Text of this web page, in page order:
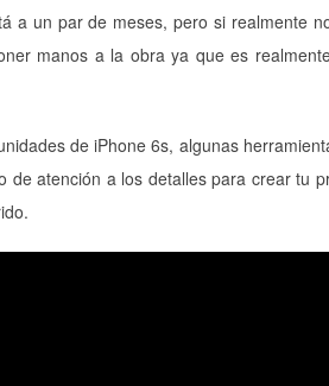
a un par de meses, pero si realmente
manos a la obra ya que es
de iPhone 6s, algunas
de atención a los detalles para crear tu